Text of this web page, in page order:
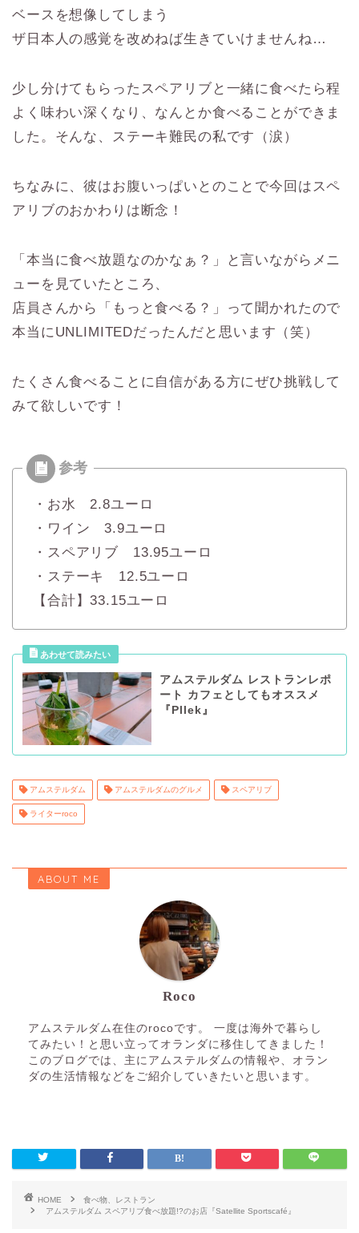
ベースを想像してしまう
ザ日本人の感覚を改めねば生きていけませんね…
少し分けてもらったスペアリブと一緒に食べたら程
よく味わい深くなり、なんとか食べることができま
した。そんな、ステーキ難民の私です（涙）
ちなみに、彼はお腹いっぱいとのことで今回はスペ
アリブのおかわりは断念！
「本当に食べ放題なのかなぁ？」と言いながらメニ
ューを見ていたところ、
店員さんから「もっと食べる？」って聞かれたので
本当にUNLIMITEDだったんだと思います（笑）
たくさん食べることに自信がある方にぜひ挑戦して
みて欲しいです！
・お水 2.8ユーロ
・ワイン 3.9ユーロ
・スペアリブ 13.95ユーロ
・ステーキ 12.5ユーロ
【合計】33.15ユーロ
アムステルダム レストランレポ
ート カフェとしてもオススメ
『Pllek』
アムステルダム アムステルダムのグルメ スペアリブ
ライターroco
ABOUT ME
Roco
アムステルダム在住のrocoです。 一度は海外で暮らし
てみたい！と思い立ってオランダに移住してきました！
このブログでは、主にアムステルダムの情報や、オラン
ダの生活情報などをご紹介していきたいと思います。
HOME
食べ物、レストラン
アムステルダム スペアリブ食べ放題!?のお店『Satellite Sportscafé』